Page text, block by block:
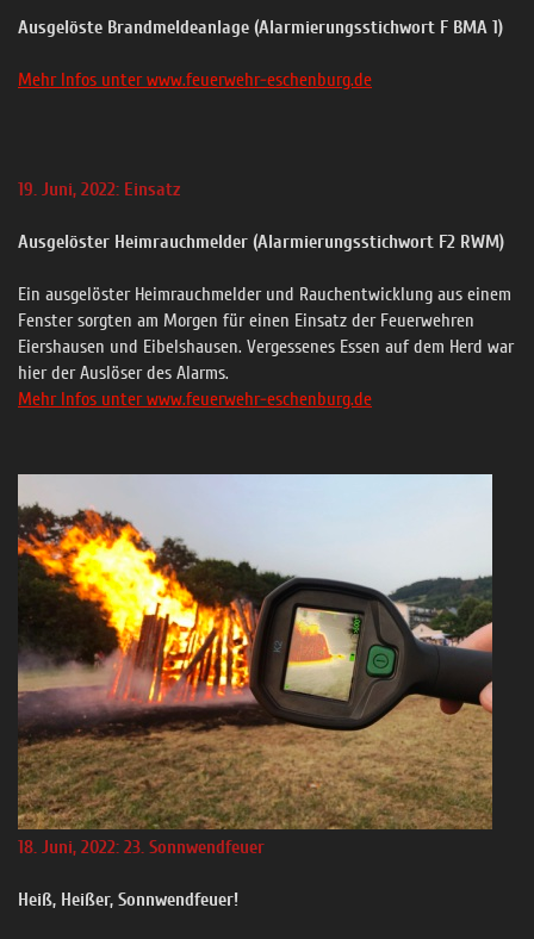
Ausgelöste Brandmeldeanlage (Alarmierungsstichwort F BMA 1)
Mehr Infos unter www.feuerwehr-eschenburg.de
19. Juni, 2022: Einsatz
Ausgelöster Heimrauchmelder (Alarmierungsstichwort F2 RWM)
Ein ausgelöster Heimrauchmelder und Rauchentwicklung aus einem
Fenster sorgten am Morgen für einen Einsatz der Feuerwehren
Eiershausen und Eibelshausen. Vergessenes Essen auf dem Herd war
hier der Auslöser des Alarms.
Mehr Infos unter www.feuerwehr-eschenburg.de
18. Juni, 2022: 23. Sonnwendfeuer
Heiß, Heißer, Sonnwendfeuer!